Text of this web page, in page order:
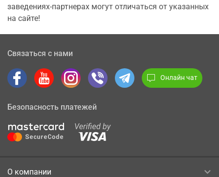
заведениях-партнерах могут отличаться от указанных
на сайте!
Связаться с нами
Онлайн чат
Безопасность платежей
О компании